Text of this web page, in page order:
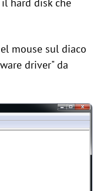
mouse sul diaco
driver" da